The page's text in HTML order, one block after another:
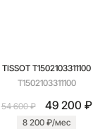
TISSOT T1502103311100
T1502103311100
54 600 ₽ 49 200 ₽
8 200 ₽/мес